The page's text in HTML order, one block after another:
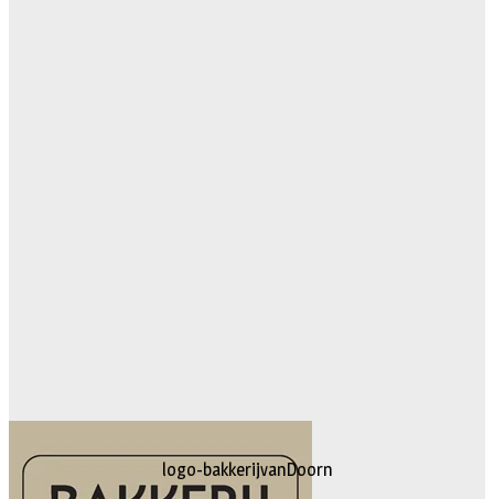
logo-bakkerijvanDoorn